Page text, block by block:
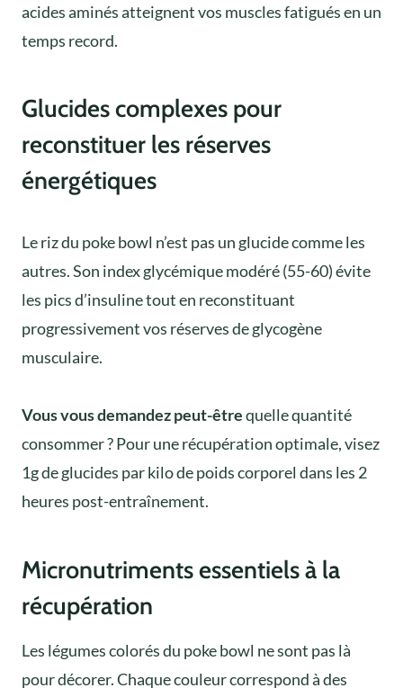
acides aminés atteignent vos muscles fatigués en un
temps record.
Glucides complexes pour
reconstituer les réserves
énergétiques
Le riz du poke bowl n’est pas un glucide comme les
autres. Son index glycémique modéré (55-60) évite
les pics d’insuline tout en reconstituant
progressivement vos réserves de glycogène
musculaire.
Vous vous demandez peut-êtrequelle quantité
consommer ? Pour une récupération optimale, visez
1g de glucides par kilo de poids corporel dans les 2
heures post-entraînement.
Micronutriments essentiels à la
récupération
Les légumes colorés du poke bowl ne sont pas là
pour décorer. Chaque couleur correspond à des